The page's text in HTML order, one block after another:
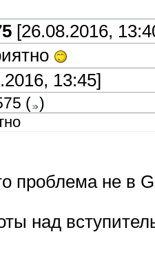
[26.08.2016,
13:45]
( )
проблема не в
над